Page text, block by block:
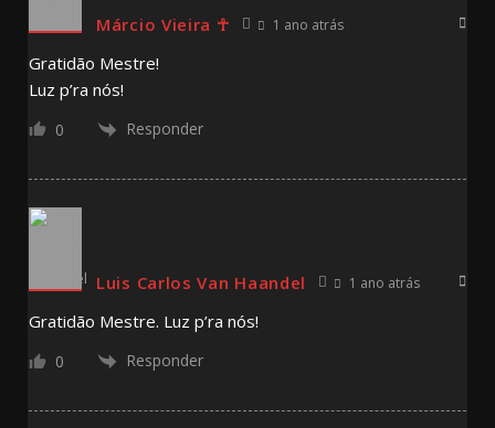
Márcio Vieira ☥ 1 ano atrás
Gratidão Mestre!
Luz p’ra nós!
0 Responder
Luis Carlos Van Haandel 1 ano atrás
Gratidão Mestre. Luz p’ra nós!
0 Responder